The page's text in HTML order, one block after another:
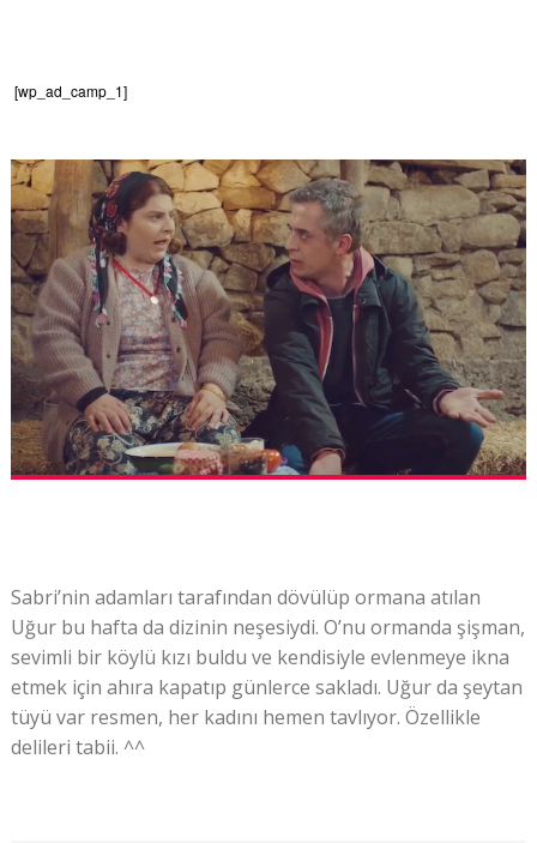
[wp_ad_camp_1]
Sabri’nin adamları tarafından dövülüp ormana atılan
Uğur bu hafta da dizinin neşesiydi. O’nu ormanda şişman,
sevimli bir köylü kızı buldu ve kendisiyle evlenmeye ikna
etmek için ahıra kapatıp günlerce sakladı. Uğur da şeytan
tüyü var resmen, her kadını hemen tavlıyor. Özellikle
delileri tabii. ^^